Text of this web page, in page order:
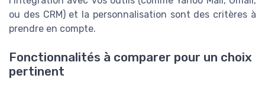
ou des CRM) et la personnalisation sont des critères à
prendre en compte.
Fonctionnalités à comparer pour un choix
pertinent